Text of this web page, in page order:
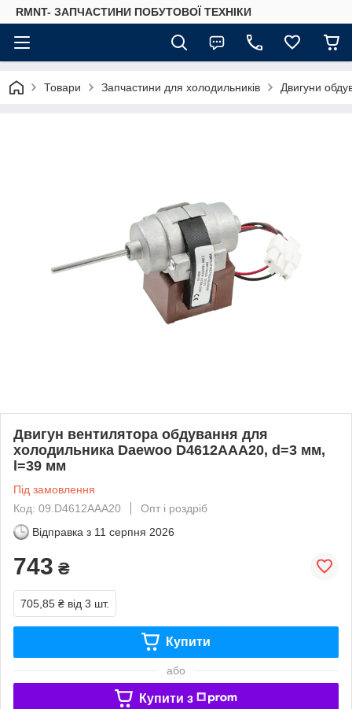
RMNT- ЗАПЧАСТИНИ ПОБУТОВОЇ ТЕХНІКИ
Товари Запчастини для холодильників Двигуни
Двигун вентилятора обдування для
холодильника Daewoo D4612AAA20, d=3 мм,
l=39 мм
Під замовлення
Код: 09.D4612AAA20
Опт і роздріб
Відправка з 11 серпня 2026
743 ₴
705,85 ₴ від 3 шт.
Купити
або
Купити з